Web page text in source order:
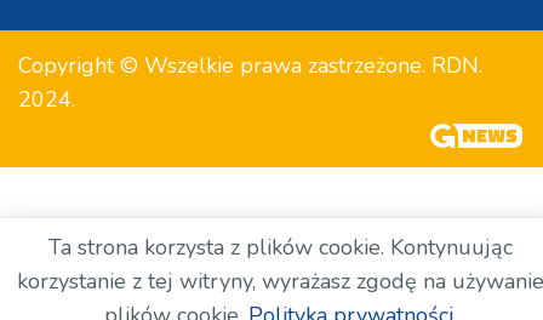
Copyright © Wszelkie prawa zastrzeżone. RDN.
2024.
Ta strona korzysta z plików cookie. Kontynuując
korzystanie z tej witryny, wyrażasz zgodę na używanie